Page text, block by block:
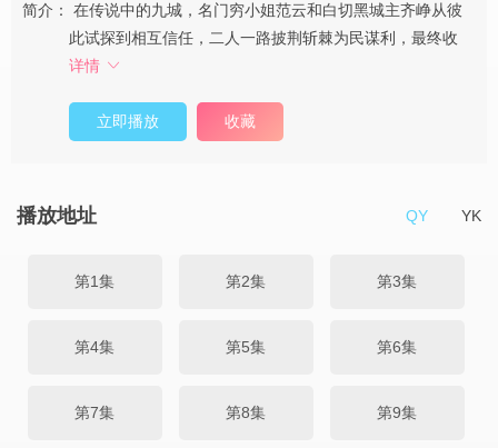
简介：
在传说中的九城，名门穷小姐范云和白切黑城主齐峥从彼
此试探到相互信任，二人一路披荆斩棘为民谋利，最终收
详情
立即播放 收藏
播放地址 QY YK
第1集 第2集 第3集
第4集 第5集 第6集
第7集 第8集 第9集